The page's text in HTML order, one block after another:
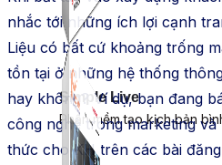
Simple Live
Phần mềm tạo kịch bản
nhắc tới những ích lợi cạnh
Liệu có bất cứ khoảng trống
tồn tại ở những hệ thống
hay không? Ví dụ, bạn đang
công nghệ trongmarketingvà
thức choKHtrên các bài